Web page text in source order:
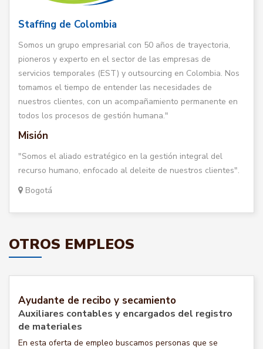
Staffing de Colombia
Somos un grupo empresarial con 50 años de trayectoria,
pioneros y experto en el sector de las empresas de
servicios temporales (EST) y outsourcing en Colombia. Nos
tomamos el tiempo de entender las necesidades de
nuestros clientes, con un acompañamiento permanente en
todos los procesos de gestión humana."
Misión
"Somos el aliado estratégico en la gestión integral del
recurso humano, enfocado al deleite de nuestros clientes".
Bogotá
OTROS EMPLEOS
Ayudante de recibo y secamiento
Auxiliares contables y encargados del registro
de materiales
En esta oferta de empleo buscamos personas que se